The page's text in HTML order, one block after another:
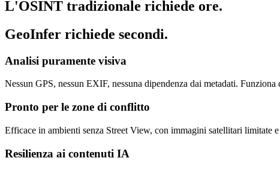
L'OSINT tradizionale richiede ore.
GeoInfer richiede secondi.
Analisi puramente visiva
Nessun GPS, nessun EXIF, nessuna dipendenza dai metadati.
Pronto per le zone di conflitto
Efficace in ambienti senza Street View, con immagini satellitari limitate
Resilienza ai contenuti IA